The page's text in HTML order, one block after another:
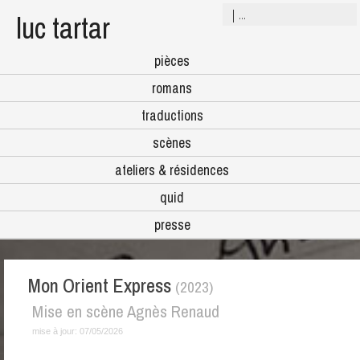
luc tartar
pièces
romans
traductions
scènes
ateliers & résidences
quid
presse
Mon Orient Express (2023)
Mise en scène Agnès Renaud
mise à jour: 07/05/2026